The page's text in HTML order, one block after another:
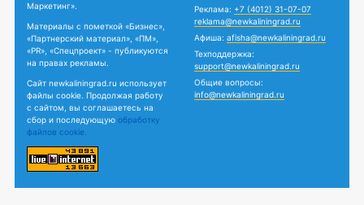
Маркетинг».
Материалы с пометкой «Бизнес»,
«Партнерский материал», «ПМ»,
«PR», «Спецпроект» - публикуются
на правах рекламы.
Сайт newkaliningrad.ru использует
файлы cookie. Продолжая работу
с сайтом, вы соглашаетесь на
сбор и последующую обработку
файлов cookie.
Реклама: +7 (4012) 31-07-07
reklama@newkaliningrad.ru
Афиша: afisha@newkaliningrad.ru
Техподдержка:
support@newkaliningrad.ru
Общие вопросы:
info@newkaliningrad.ru